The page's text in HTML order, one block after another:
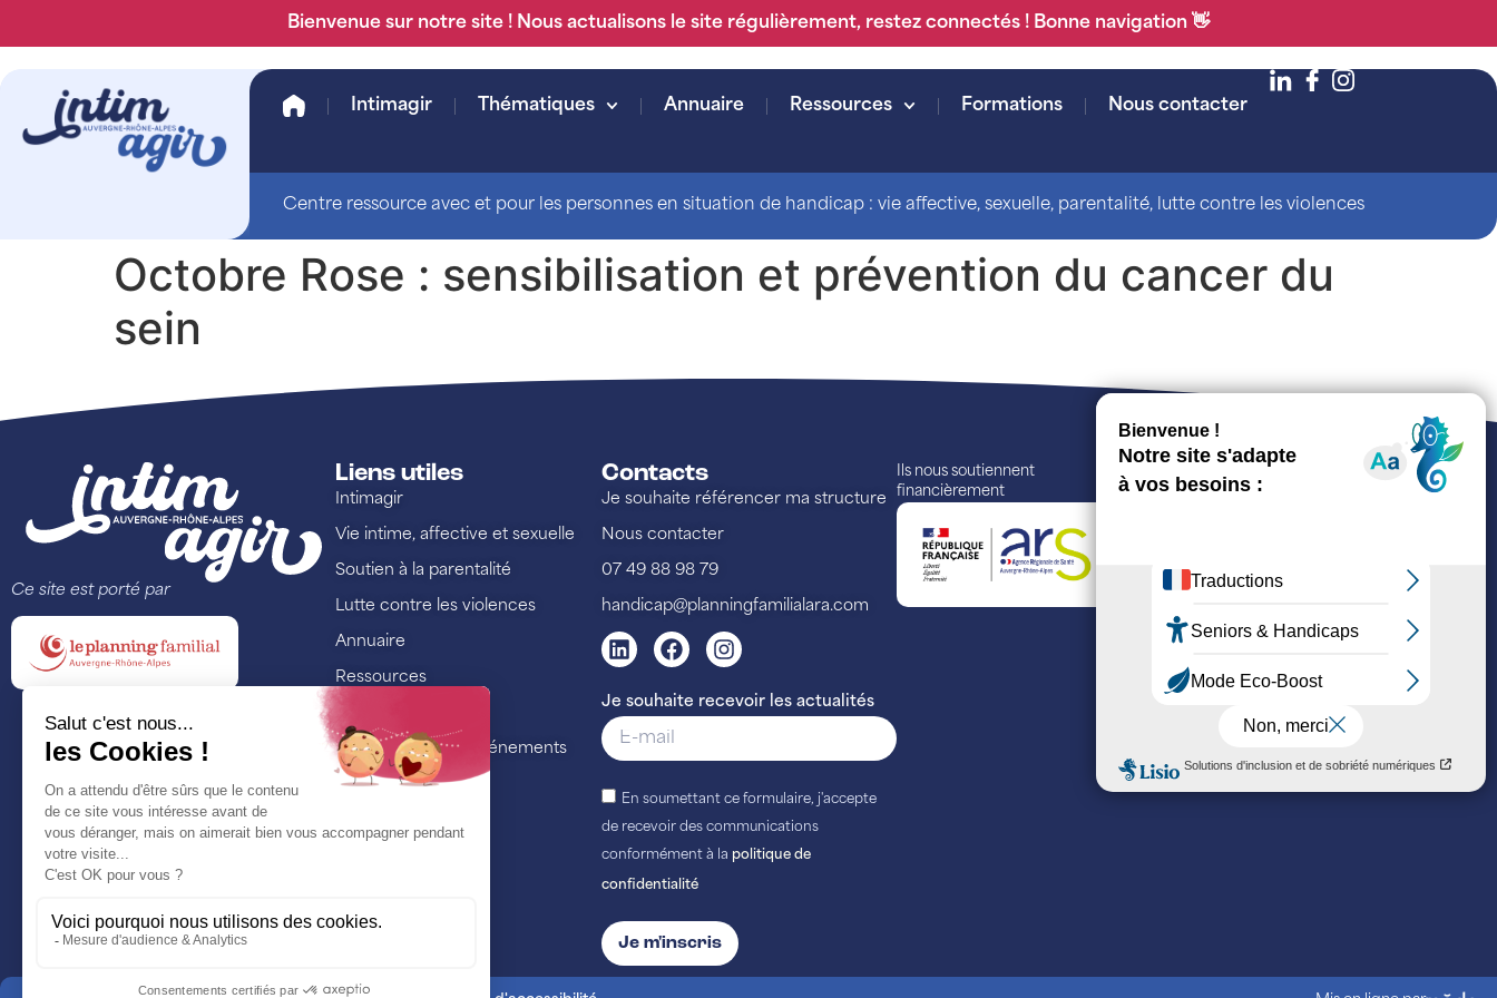
Bienvenue sur notre site ! Nous actualisons le site régulièrement, restez connectés ! Bonne navigation 👋
Intimagir Thématiques Annuaire Ressources Formations Nous contacter
Centre ressource avec et pour les personnes en situation de handicap : vie affective, sexuelle, parentalité, lutte contre les violences
Octobre Rose : sensibilisation et prévention du cancer du
sein
Ce site est porté par
Liens utiles
Intimagir
Vie intime, affective et sexuelle
Soutien à la parentalité
Lutte contre les violences
Annuaire
Ressources
Nos actualités et événements
Contacts
Je souhaite référencer ma structure
Nous contacter
07 49 88 98 79
handicap@planningfamilialara.com
Je souhaite recevoir les actualités
En soumettant ce formulaire, j'accepte
de recevoir des communications
conformément à la politique de
confidentialité
Je m'inscris
Ils nous soutiennent
financièrement